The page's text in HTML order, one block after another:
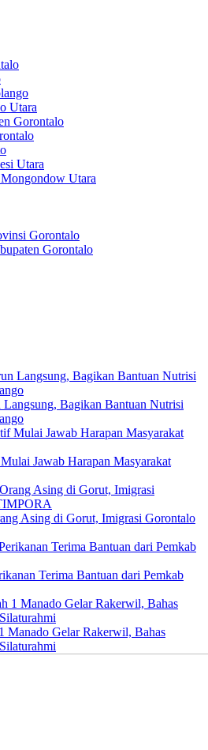
Utara
Gorontalo
Utara
Utara
Gorontalo
Gorontalo
Bagikan Bantuan Nutrisi
Jawab Harapan Masyarakat
Asing di Gorut, Imigrasi Gorontalo
Terima Bantuan dari Pemkab
Manado Gelar Rakerwil, Bahas